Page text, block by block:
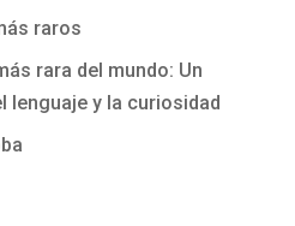
raros
rara del mundo: Un
lenguaje y la curiosidad